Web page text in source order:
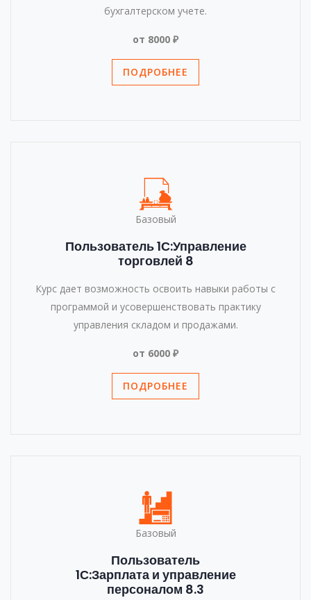
бухгалтерском учете.
от 8000 ₽
ПОДРОБНЕЕ
Базовый
Пользователь 1С:Управление
торговлей 8
Курс дает возможность освоить навыки работы с
программой и усовершенствовать практику
управления складом и продажами.
от 6000 ₽
ПОДРОБНЕЕ
Базовый
Пользователь
1С:Зарплата и управление
персоналом 8.3